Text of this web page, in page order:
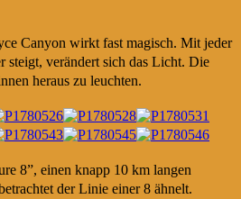
Canyon wirkt fast magisch. Mit jeder
steigt, verändert sich das Licht. Die
heraus zu leuchten.
8”, einen knapp 10 km langen
der Linie einer 8 ähnelt.